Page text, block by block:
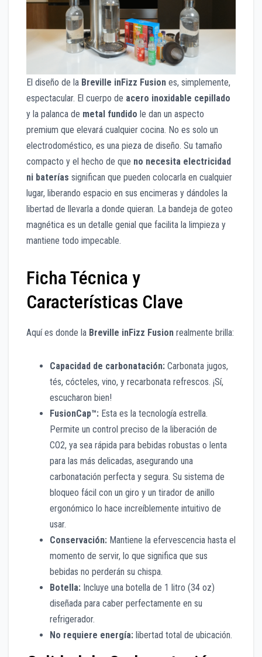
El diseño de la Breville inFizz Fusion es, simplemente,
espectacular. El cuerpo de acero inoxidable cepillado
y la palanca de metal fundido le dan un aspecto
premium que elevará cualquier cocina. No es solo un
electrodoméstico, es una pieza de diseño. Su tamaño
compacto y el hecho de que no necesita electricidad
ni baterías significan que pueden colocarla en cualquier
lugar, liberando espacio en sus encimeras y dándoles la
libertad de llevarla a donde quieran. La bandeja de goteo
magnética es un detalle genial que facilita la limpieza y
mantiene todo impecable.
Ficha Técnica y
Características Clave
Aquí es donde la Breville inFizz Fusion realmente brilla:
Capacidad de carbonatación: Carbonata jugos,
tés, cócteles, vino, y recarbonata refrescos. ¡Sí,
escucharon bien!
FusionCap™: Esta es la tecnología estrella.
Permite un control preciso de la liberación de
CO2, ya sea rápida para bebidas robustas o lenta
para las más delicadas, asegurando una
carbonatación perfecta y segura. Su sistema de
bloqueo fácil con un giro y un tirador de anillo
ergonómico lo hace increíblemente intuitivo de
usar.
Conservación: Mantiene la efervescencia hasta el
momento de servir, lo que significa que sus
bebidas no perderán su chispa.
Botella: Incluye una botella de 1 litro (34 oz)
diseñada para caber perfectamente en su
refrigerador.
No requiere energía: libertad total de ubicación.